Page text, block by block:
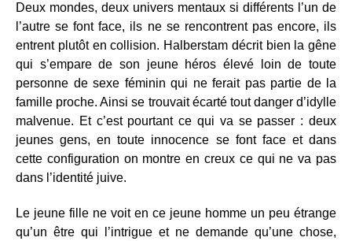
Deux mondes, deux univers mentaux si différents l’un de
l’autre se font face, ils ne se rencontrent pas encore, ils
entrent plutôt en collision. Halberstam décrit bien la gêne
qui s’empare de son jeune héros élevé loin de toute
personne de sexe féminin qui ne ferait pas partie de la
famille proche. Ainsi se trouvait écarté tout danger d’idylle
malvenue. Et c’est pourtant ce qui va se passer : deux
jeunes gens, en toute innocence se font face et dans
cette configuration on montre en creux ce qui ne va pas
dans l’identité juive.
Le jeune fille ne voit en ce jeune homme un peu étrange
qu’un être qui l’intrigue et ne demande qu’une chose,